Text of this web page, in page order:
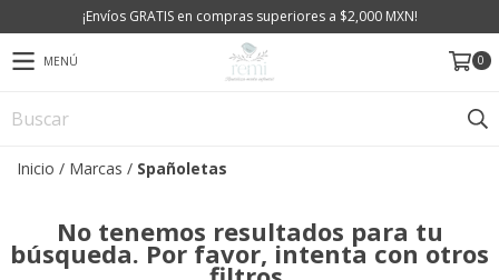
¡Envíos GRATIS en compras superiores a $2,000 MXN!
MENÚ 0
Inicio / Marcas / Spañoletas
No tenemos resultados para tu
búsqueda. Por favor, intenta con otros